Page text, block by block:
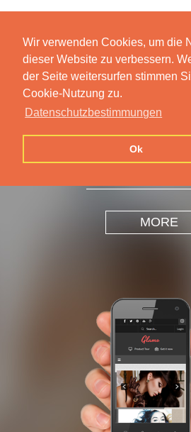
Wir verwenden Cookies, um die
dieser Website zu verbessern.
der Seite weitersurfen stimmen
Cookie-Nutzung zu.
Datenschutzbestimmungen
Ok
MORE